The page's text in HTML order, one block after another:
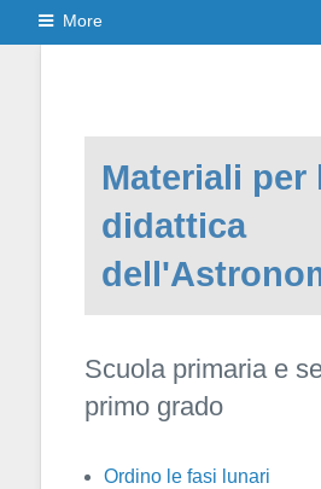
More
Materiali per
didattica
Scuola primaria e
primo grado
Ordino le fasi lunari